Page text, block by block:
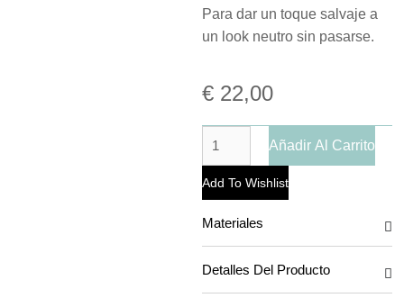
Para dar un toque salvaje a
un look neutro sin pasarse.
€ 22,00
Añadir Al Carrito
Add To Wishlist
Materiales
Detalles Del Producto